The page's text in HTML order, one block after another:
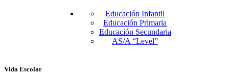
Educación Infantil
Educación Primaria
Educación Secundaria
AS/A “Level”
Vida Escolar